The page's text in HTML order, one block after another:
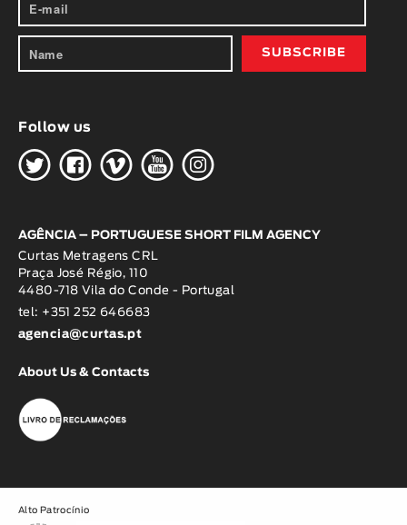
Follow us
HGWOK
AGÊNCIA – PORTUGUESE SHORT FILM AGENCY
Curtas Metragens CRL
Praça José Régio, 110
4480-718 Vila do Conde - Portugal
tel: +351 252 646683
agencia@curtas.pt
About Us & Contacts
Alto Patrocínio